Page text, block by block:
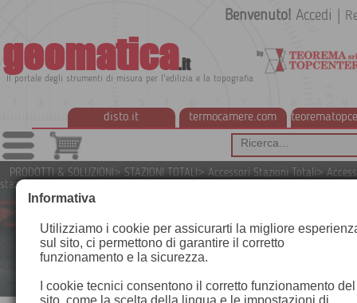
geomatica.it
Il portale degli strumenti di misura per l'edilizia e la topografia
disto.it termocamere.com
Benvenuto! Accedi
PRODOTTI & SOLUZIONI> STAZIONI TOTALI> Accessori Stazioni Totali>
stazioni totali Leica
Informativa
Utilizziamo i cookie per assicurarti la migliore
sul sito, ci permettono di garantire il corretto
funzionamento e la sicurezza.
I cookie tecnici consentono il corretto funzionamento del
sito, come la scelta della lingua e le impostazioni di